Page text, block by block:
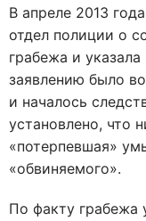
В апреле 2013
отдел полиции о
грабежа и
заявлению было
и началось
установлено, что
«потерпевшая»
«обвиняемого».
По факту грабежа